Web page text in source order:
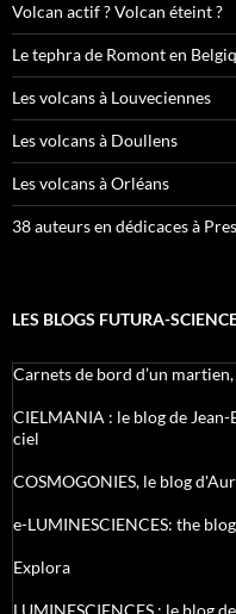
Volcan actif ? Volcan éteint ?
Le tephra de Romont en
Les volcans à Louveciennes
Les volcans à Doullens
Les volcans à Orléans
38 auteurs en dédicaces à
LES BLOGS FUTURA-
Carnets de bord d’un
CIELMANIA : le blog de
ciel
COSMOGONIES, le blog
e-LUMINESCIENCES: the
Explora